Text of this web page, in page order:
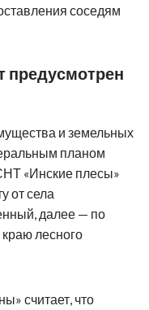
соседям
предусмотрен
и земельных
планом
«Инские плесы»
от села
далее — по
лесного
считает, что